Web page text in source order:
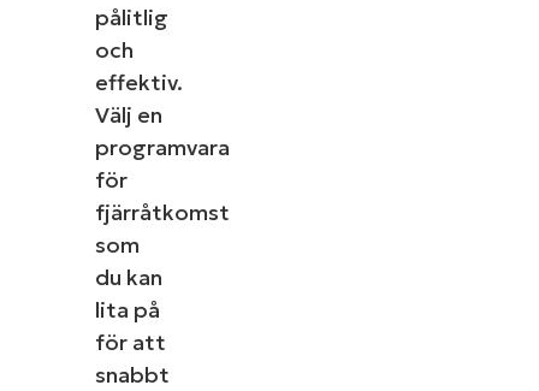
pålitlig
och
effektiv.
Välj en
programvara
för
fjärråtkomst
som
du kan
lita på
för att
snabbt